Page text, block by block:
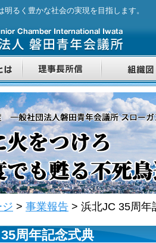
明るく豊かな社会の実現を目指します。
ジ > 事業報告 > 浜北JC 35周年
周年記念式典